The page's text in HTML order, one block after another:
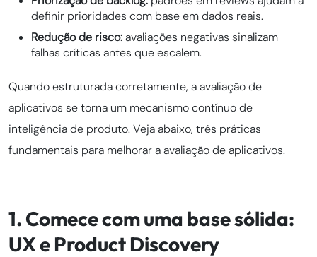
definir prioridades com base em dados reais.
Redução de risco:avaliações negativas sinalizam
falhas críticas antes que escalem.
Quando estruturada corretamente, a avaliação de
aplicativos se torna um mecanismo contínuo de
inteligência de produto. Veja abaixo, três práticas
fundamentais para melhorar a avaliação de aplicativos.
1. Comece com uma base sólida:
UX e Product Discovery